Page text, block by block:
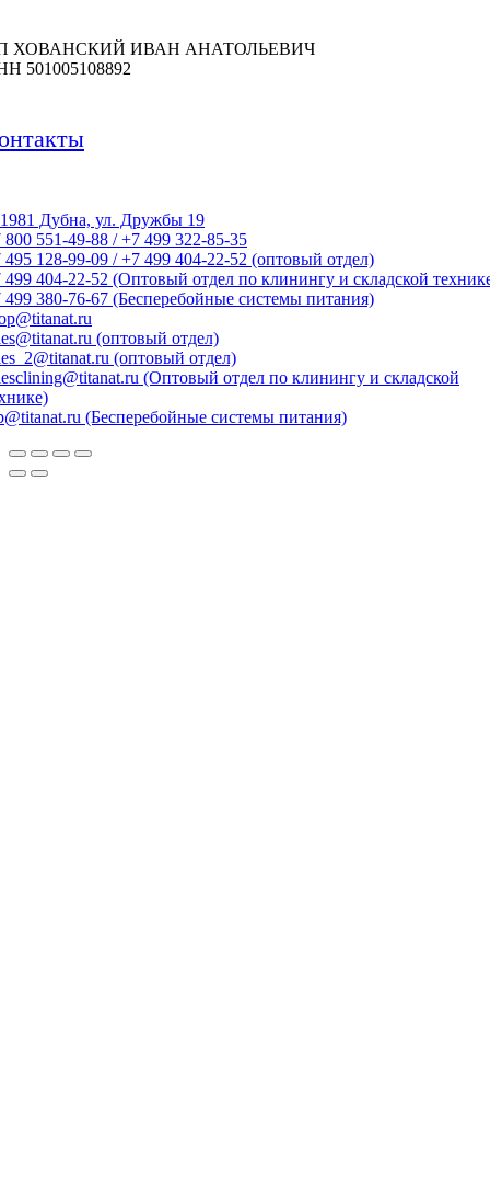
ХОВАНСКИЙ ИВАН АНАТОЛЬЕВИЧ
501005108892
Дубна, ул. Дружбы 19
800 551-49-88 / +7 499 322-85-35
495 128-99-09 / +7 499 404-22-52 (оптовый отдел)
499 404-22-52 (Оптовый отдел по клинингу и складской
499 380-76-67 (Бесперебойные системы питания)
(оптовый отдел)
(оптовый отдел)
(Оптовый отдел по клинингу и складской
(Бесперебойные системы питания)